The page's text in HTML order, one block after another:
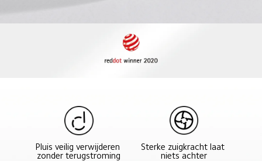
Pluis veilig verwijderen
zonder terugstroming
Sterke zuigkracht laat
niets achter